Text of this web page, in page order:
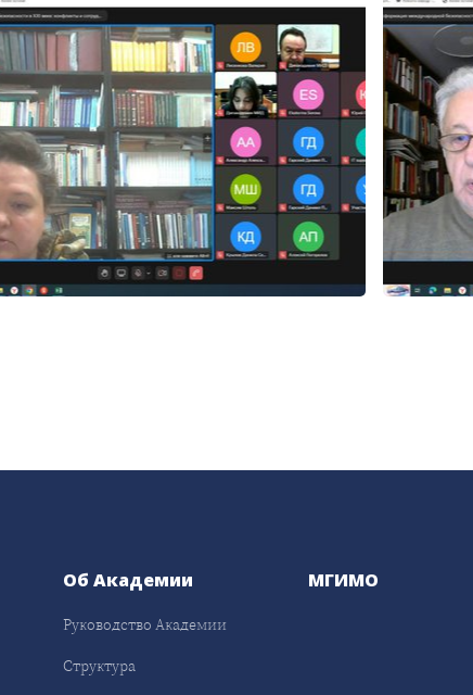
Об Академии
Руководство Академии
Структура
МГИМО